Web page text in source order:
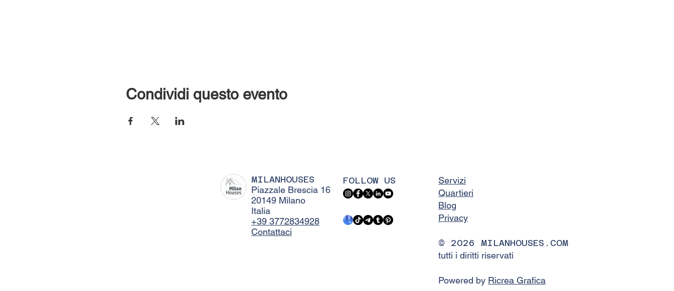
Condividi questo evento
MILANHOUSES
Piazzale Brescia 16
20149 Milano
Italia
+39 3772834928
Contattaci
FOLLOW US
Servizi
Quartieri
Blog
Privacy
© 2026 MILANHOUSES.COM
tutti i diritti riservati
Powered by Ricrea Grafica